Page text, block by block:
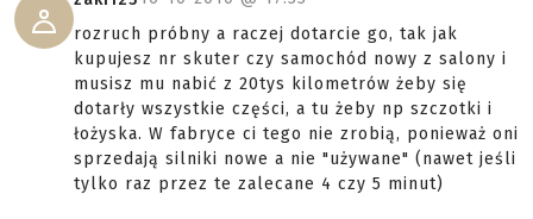
rozruch próbny a raczej dotarcie go, tak jak
kupujesz nr skuter czy samochód nowy z salony i
musisz mu nabić z 20tys kilometrów żeby się
dotarły wszystkie części, a tu żeby np szczotki i
łożyska. W fabryce ci tego nie zrobią, ponieważ oni
sprzedają silniki nowe a nie "używane" (nawet jeśli
tylko raz przez te zalecane 4 czy 5 minut)